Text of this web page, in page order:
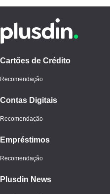
Cartões de Crédito
Recomendação
Contas Digitais
Recomendação
Empréstimos
Recomendação
Plusdin News